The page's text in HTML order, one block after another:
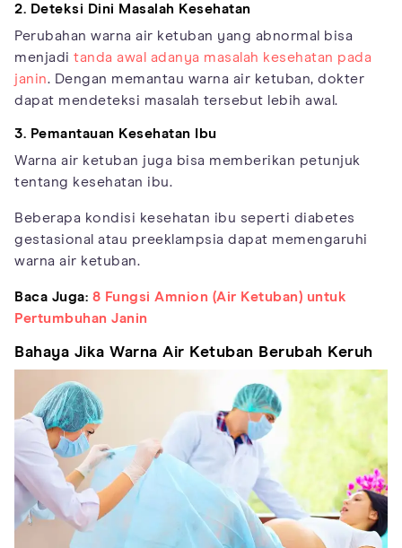
2. Deteksi Dini Masalah Kesehatan
Perubahan warna air ketuban yang abnormal bisa
menjadi tanda awal adanya masalah kesehatan pada
janin. Dengan memantau warna air ketuban, dokter
dapat mendeteksi masalah tersebut lebih awal.
3. Pemantauan Kesehatan Ibu
Warna air ketuban juga bisa memberikan petunjuk
tentang kesehatan ibu.
Beberapa kondisi kesehatan ibu seperti diabetes
gestasional atau preeklampsia dapat memengaruhi
warna air ketuban.
Baca Juga: 8 Fungsi Amnion (Air Ketuban) untuk
Pertumbuhan Janin
Bahaya Jika Warna Air Ketuban Berubah Keruh